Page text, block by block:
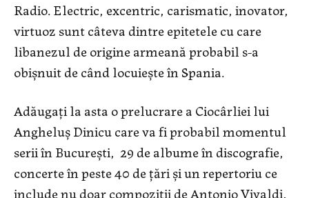
Radio. Electric, excentric, carismatic, inovator,
virtuoz sunt câteva dintre epitetele cu care
libanezul de origine armeană probabil s-a
obișnuit de când locuiește în Spania.
Adăugați la asta o prelucrare a Ciocârliei lui
Angheluș Dinicu care va fi probabil momentul
serii în București, 29 de albume în discografie,
concerte în peste 40 de țări și un repertoriu ce
include nu doar compoziții de Antonio Vivaldi,